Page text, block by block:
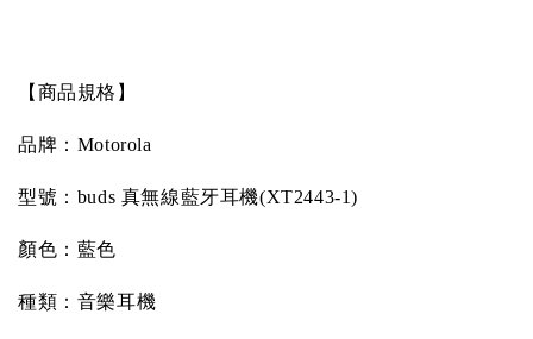
【商品規格】
品牌： Motorola
型號： buds 真無線藍牙耳機(XT2443-1)
顏色：藍色
種類：音樂耳機